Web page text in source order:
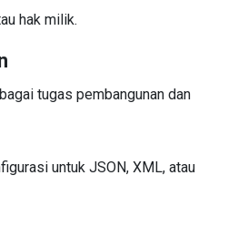
hak milik.
tugas pembangunan dan
untuk JSON, XML, atau